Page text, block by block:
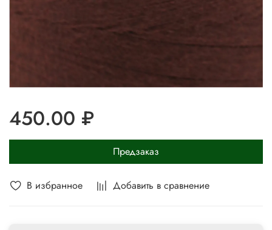
В избранное Добавить в сравнение
450.00 ₽
Предзаказ